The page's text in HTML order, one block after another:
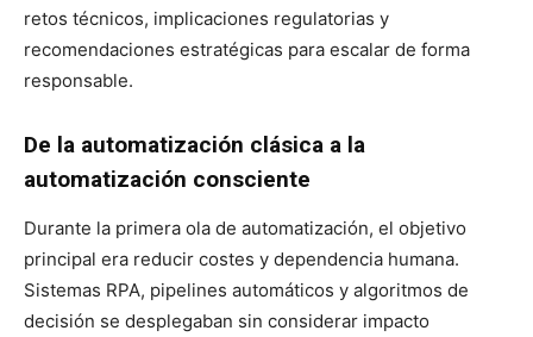
retos técnicos, implicaciones regulatorias y
recomendaciones estratégicas para escalar de forma
responsable.
De la automatización clásica a la
automatización consciente
Durante la primera ola de automatización, el objetivo
principal era reducir costes y dependencia humana.
Sistemas RPA, pipelines automáticos y algoritmos de
decisión se desplegaban sin considerar impacto